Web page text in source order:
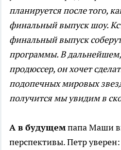
планируется после того,
финальный выпуск шоу.
финальный выпуск
программы. В
продюссер, он хочет
подопечных мировых
получится мы увидим в
А в будущемпапа Маши
перспективы. Петр